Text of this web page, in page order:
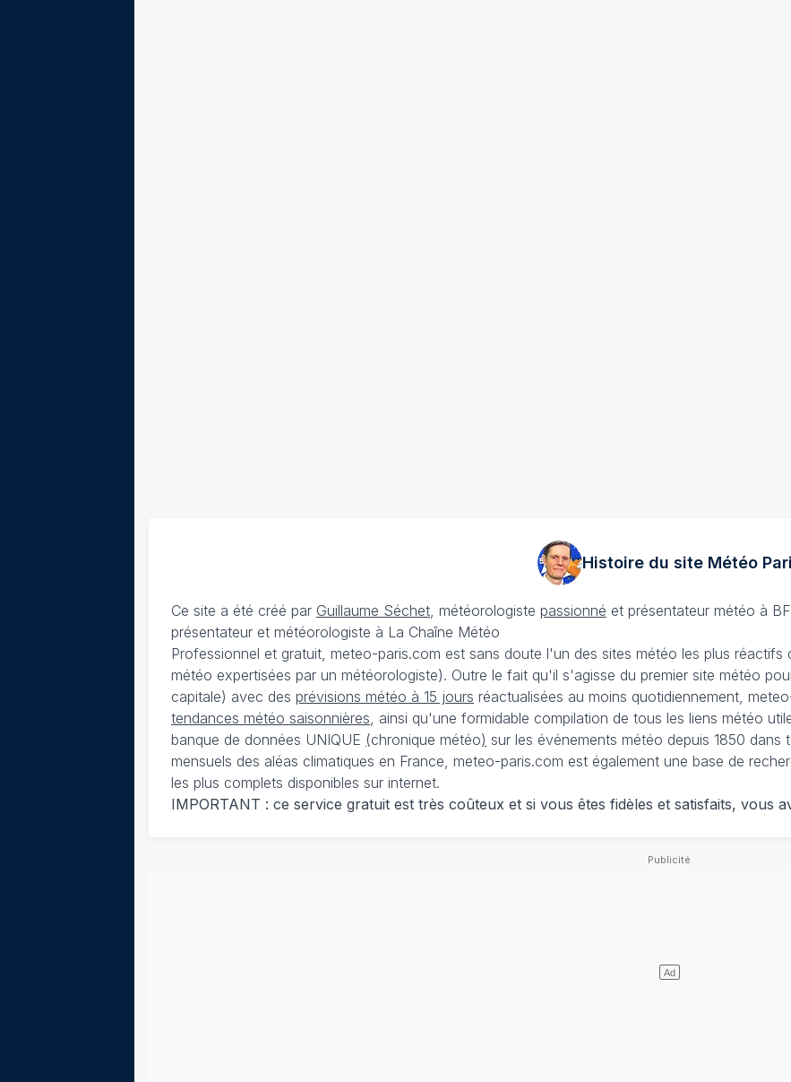
Histoire du site Météo
Ce site a été créé par Guillaume Séchet , météorologiste passionné et présentateur météo à
présentateur et météorologiste à La Chaîne Météo
Professionnel et gratuit, meteo-paris.com est sans doute l'un des sites météo les plus
météo expertisées par un météorologiste). Outre le fait qu'il s'agisse du premier site météo
capitale) avec des prévisions météo à 15 jours réactualisées au moins quotidiennement,
tendances météo saisonnières , ainsi qu'une formidable compilation de tous les liens météo
banque de données UNIQUE (chronique météo) sur les événements météo depuis 1850
mensuels des aléas climatiques en France, meteo-paris.com est également une base de
les plus complets disponibles sur internet.
IMPORTANT : ce service gratuit est très coûteux et si vous êtes fidèles et satisfaits, vous